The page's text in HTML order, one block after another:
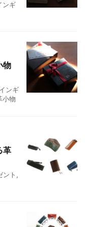
ンギ
物
ンギ
小物
革
ント ,